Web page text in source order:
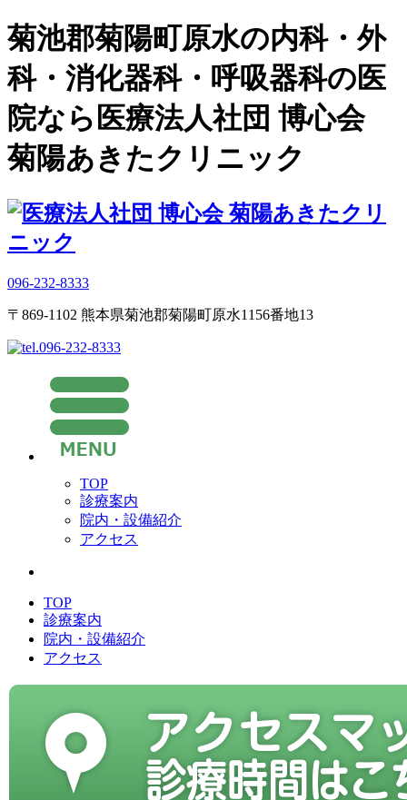
菊池郡菊陽町原水の内科・外
科・消化器科・呼吸器科の医
院なら医療法人社団 博心会
菊陽あきたクリニック
096-232-8333
〒869-1102 熊本県菊池郡菊陽町原水1156番地13
TOP
診療案内
院内・設備紹介
アクセス
TOP
診療案内
院内・設備紹介
アクセス